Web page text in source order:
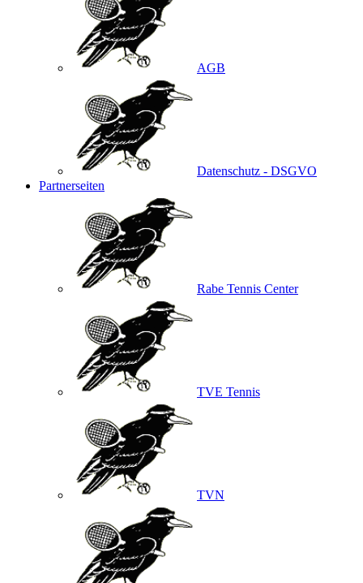
AGB
Datenschutz - DSGVO
Partnerseiten
Rabe Tennis Center
TVE Tennis
TVN